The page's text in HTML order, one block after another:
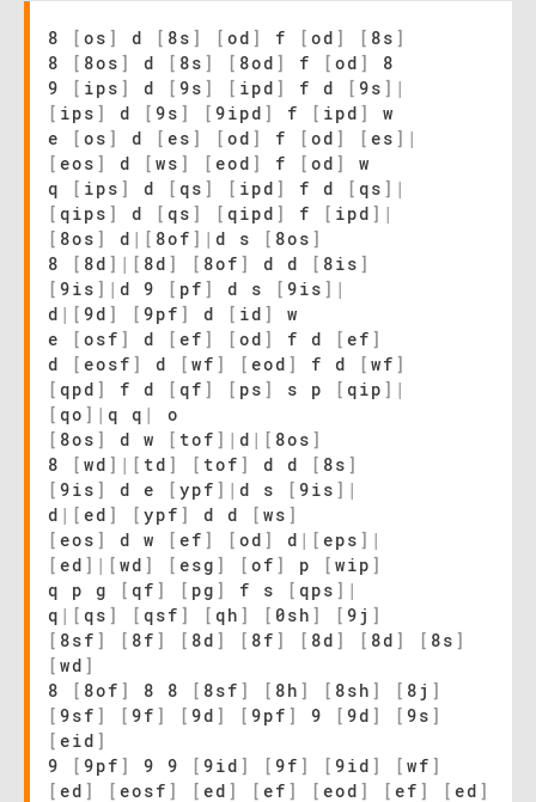
8 [ os ] d [ 8s ] [ od ] f [ od ] [ 8s ]
8
[ 8os ] d [ 8s ] [ 8od ] f [ od ]
8
9
[ ips ] d [ 9s ] [ ipd ] f d [ 9s ] |
[ ips ] d [ 9s ] [ 9ipd ] f [ ipd ]
w
e
[ os ] d [ es ] [ od ] f [ od ] [ es ] |
[ eos ] d [ ws ] [ eod ] f [ od ]
w
q
[ ips ] d [ qs ] [ ipd ] f d [ qs ] |
[ qips ] d [ qs ] [ qipd ] f [ ipd ] |
[ 8os ] d | [ 8of ] | d s [ 8os ]
8
[ 8d ] | [ 8d ] [ 8of ] d d [ 8is ]
[ 9is ] | d 9 [ pf ] d s [ 9is ] |
d | [ 9d ] [ 9pf ] d [ id ]
w
e
[ osf ] d [ ef ] [ od ] f d [ ef ]
d
[ eosf ] d [ wf ] [ eod ] f d [ wf ]
[ qpd ] f d [ qf ] [ ps ] s p [ qip ] |
[ qo ] | q q |
o
[ 8os ] d w [ tof ] | d | [ 8os ]
8
[ wd ] | [ td ] [ tof ] d d [ 8s ]
[ 9is ] d e [ ypf ] | d s [ 9is ] |
d | [ ed ] [ ypf ] d d [ ws ]
[ eos ] d w [ ef ] [ od ] d | [ eps ] |
[ ed ] | [ wd ] [ esg ] [ of ] p [ wip ]
q p g
[ qf ] [ pg ] f s [ qps ] |
q | [ qs ] [ qsf ] [ qh ] [ 0sh ] [ 9j ]
[ 8sf ] [ 8f ] [ 8d ] [ 8f ] [ 8d ] [ 8d ] [ 8s ]
[ wd ]
8
[ 8of ] 8 8 [ 8sf ] [ 8h ] [ 8sh ] [ 8j ]
[ 9sf ] [ 9f ] [ 9d ] [ 9pf ] 9 [ 9d ] [ 9s ]
[ eid ]
9
[ 9pf ] 9 9 [ 9id ] [ 9f ] [ 9id ] [ wf ]
[ ed ] [ eosf ] [ ed ] [ ef ] [ eod ] [ ef ] [ ed ]